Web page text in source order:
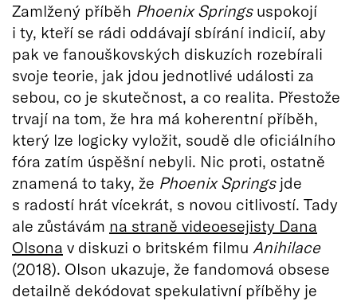
Zamlžený příběh Phoenix Springsuspokojí
i ty, kteří se rádi oddávají sbírání indicií, aby
pak ve fanouškovských diskuzích rozebírali
svoje teorie, jak jdou jednotlivé události za
sebou, co je skutečnost, a co realita. Přestože
trvají na tom, že hra má koherentní příběh,
který lze logicky vyložit, soudě dle oficiálního
fóra zatím úspěšní nebyli. Nic proti, ostatně
znamená to taky, že Phoenix Springsjde
s radostí hrát vícekrát, s novou citlivostí. Tady
ale zůstávám na straně videoesejisty Dana
Olsona v diskuzi o britském filmu Anihilace
(2018). Olson ukazuje, že fandomová obsese
detailně dekódovat spekulativní příběhy je